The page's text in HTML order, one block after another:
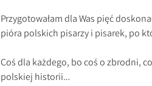
Przygotowałam dla Was pięć
pióra polskich pisarzy i pisarek, po
Coś dla każdego, bo coś o zbrodni,
polskiej historii…